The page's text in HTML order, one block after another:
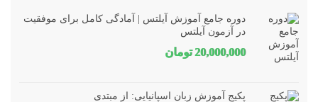
دوره جامع آموزش آیلتس | آمادگی کامل برای موفقیت
در آزمون آیلتس
20,000,000 تومان
پکیج آموزش زبان اسپانیایی: از مبتدی